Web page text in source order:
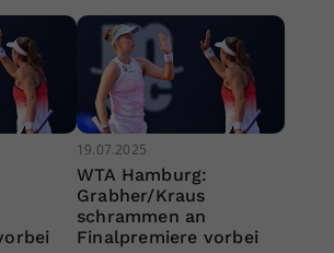
19.07.2025
WTA Hamburg:
Grabher/Kraus
schrammen an
Finalpremiere vorbei